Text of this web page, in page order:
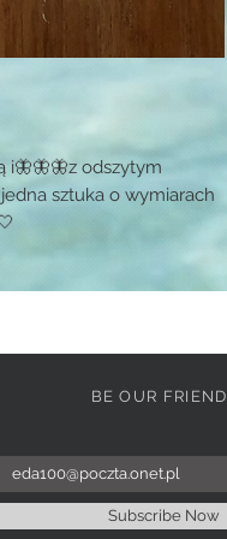
i🦋🦋🦋z odszytym
sztuka o wymiarach
BE OUR FRIEND
Subscribe Now